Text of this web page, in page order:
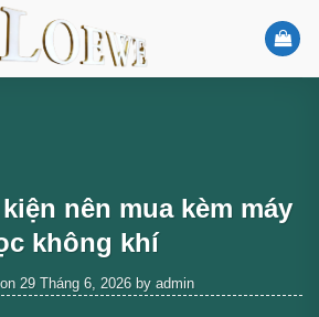
nên mua kèm máy
không khí
29 Tháng 6, 2026by admin